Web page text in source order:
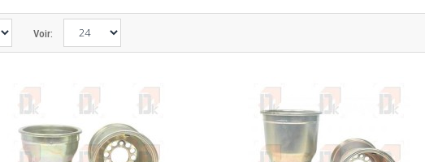
Voir:
Jante aluminium 5' AMV - MINI (113mm - centrage CRG)
Jante aluminium AMV 5 pouces ajourée pour moyeux avant type CRG (55m de distance entre goujons de ro..